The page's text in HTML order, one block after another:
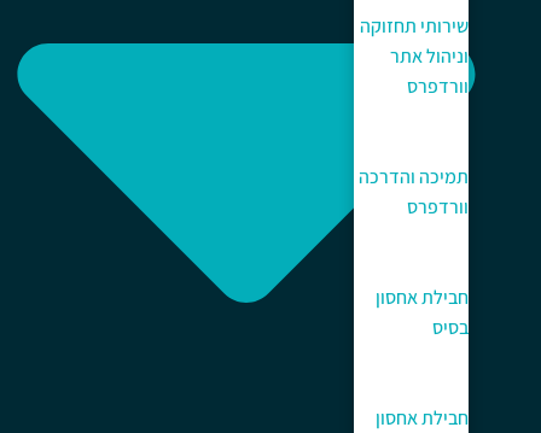
שירותי תחזוקה
וניהול אתר
וורדפרס
תמיכה והדרכה
וורדפרס
חבילת אחסון
בסיס
חבילת אחסון